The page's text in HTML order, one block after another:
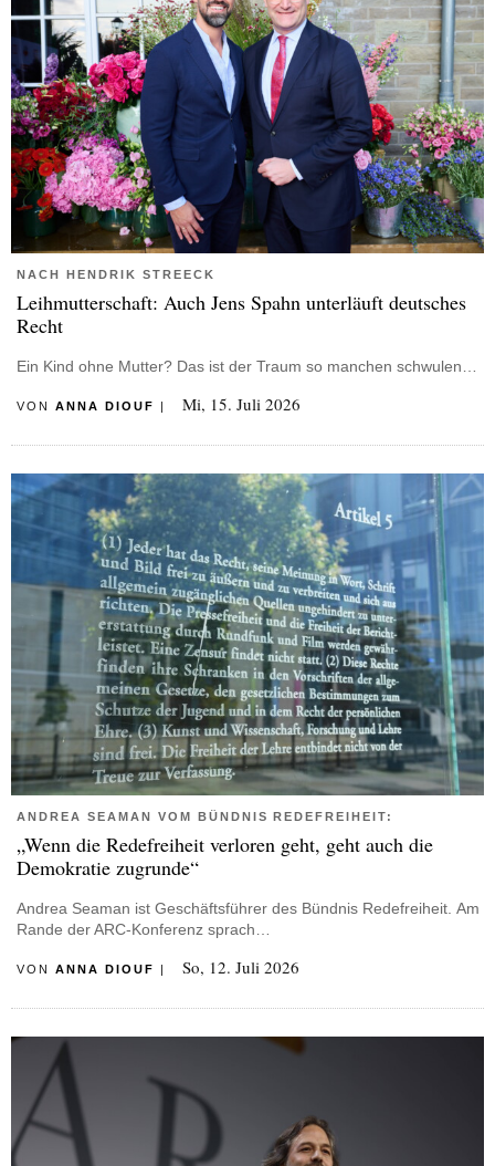
NACH HENDRIK STREECK
Leihmutterschaft: Auch Jens Spahn unterläuft deutsches
Recht
Ein Kind ohne Mutter? Das ist der Traum so manchen schwulen…
VON ANNA DIOUF | Mi, 15. Juli 2026
ANDREA SEAMAN VOM BÜNDNIS REDEFREIHEIT:
„Wenn die Redefreiheit verloren geht, geht auch die
Demokratie zugrunde“
Andrea Seaman ist Geschäftsführer des Bündnis Redefreiheit. Am
Rande der ARC-Konferenz sprach…
VON ANNA DIOUF | So, 12. Juli 2026